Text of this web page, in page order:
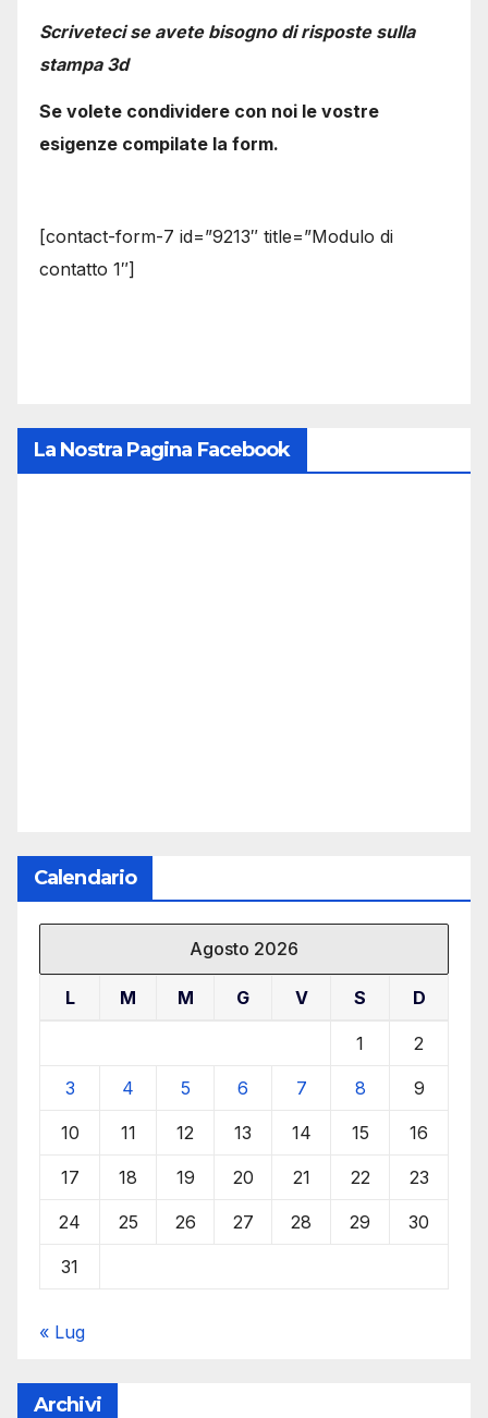
Scriveteci se avete bisogno di risposte sulla
stampa 3d
Se volete condividere con noi le vostre
esigenze compilate la form.
[contact-form-7 id=”9213″ title=”Modulo di
contatto 1″]
La Nostra Pagina Facebook
Calendario
Agosto 2026
L M M G V S D
1 2
3 4 5 6 7 8 9
10 11 12 13 14 15 16
17 18 19 20 21 22 23
24 25 26 27 28 29 30
31
« Lug
Archivi